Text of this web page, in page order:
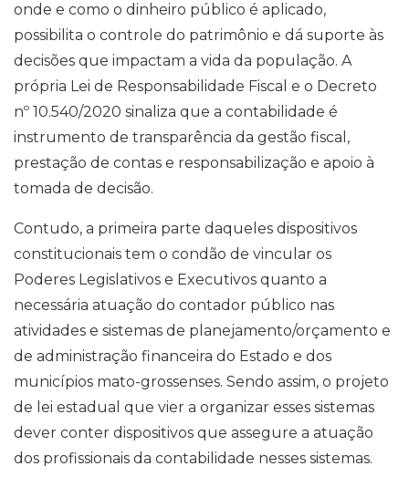
onde e como o dinheiro público é aplicado,
possibilita o controle do patrimônio e dá suporte às
decisões que impactam a vida da população. A
própria Lei de Responsabilidade Fiscal e o Decreto
nº 10.540/2020 sinaliza que a contabilidade é
instrumento de transparência da gestão fiscal,
prestação de contas e responsabilização e apoio à
tomada de decisão.
Contudo, a primeira parte daqueles dispositivos
constitucionais tem o condão de vincular os
Poderes Legislativos e Executivos quanto a
necessária atuação do contador público nas
atividades e sistemas de planejamento/orçamento e
de administração financeira do Estado e dos
municípios mato-grossenses. Sendo assim, o projeto
de lei estadual que vier a organizar esses sistemas
dever conter dispositivos que assegure a atuação
dos profissionais da contabilidade nesses sistemas.